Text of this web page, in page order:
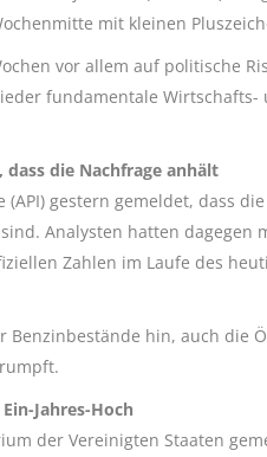
mit kleinen
vor allem auf politische
fundamentale
dass die Nachfrage anhält
gestern gemeldet, dass
Analysten hatten dagegen
Zahlen im Laufe des
Benzinbestände hin, auch die
Jahres-Hoch
der Vereinigten Staaten